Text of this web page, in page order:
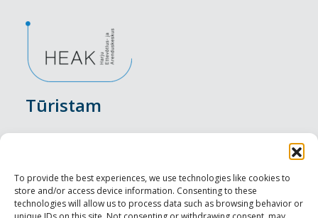
To provide the best experiences, we use technologies like cookies to
store and/or access device information. Consenting to these
technologies will allow us to process data such as browsing behavior or
Tūristam
Nakšņošana
Vietas maltītei